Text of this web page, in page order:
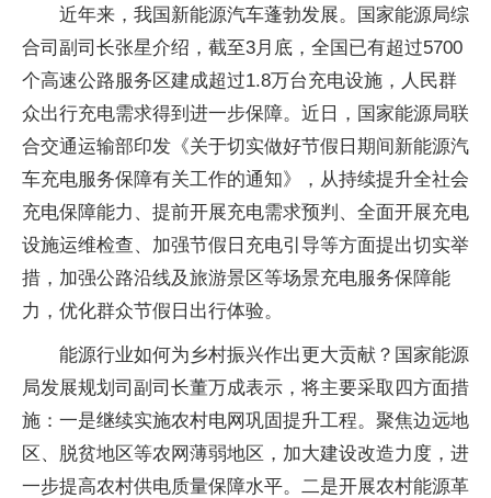
近年来，我国新能源汽车蓬勃发展。国家能源局综
合司副司长张星介绍，截至3月底，全国已有超过5700
个高速公路服务区建成超过1.8万台充电设施，人民群
众出行充电需求得到进一步保障。近日，国家能源局联
合交通运输部印发《关于切实做好节假日期间新能源汽
车充电服务保障有关工作的通知》，从持续提升全社会
充电保障能力、提前开展充电需求预判、全面开展充电
设施运维检查、加强节假日充电引导等方面提出切实举
措，加强公路沿线及旅游景区等场景充电服务保障能
力，优化群众节假日出行体验。
能源行业如何为乡村振兴作出更大贡献？国家能源
局发展规划司副司长董万成表示，将主要采取四方面措
施：一是继续实施农村电网巩固提升工程。聚焦边远地
区、脱贫地区等农网薄弱地区，加大建设改造力度，进
一步提高农村供电质量保障水平。二是开展农村能源革